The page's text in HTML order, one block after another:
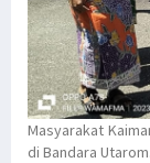
Masyarakat
di Bandara Utarom.